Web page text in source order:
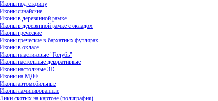
Иконы под старину
Иконы синайские
Иконы в деревянной рамке
Иконы в деревянной рамке с окладом
Иконы греческие
Иконы греческие в бархатных футлярах
Иконы в окладе
Иконы пластиковые "Голубь"
Иконы настольные декоративные
Иконы настольные 3D
Иконы на МДФ
Иконы автомобильные
Иконы ламинированные
Лики святых на картоне (полиграфия)